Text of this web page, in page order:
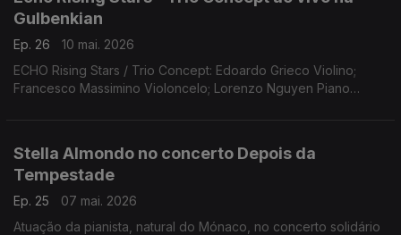
Gulbenkian
Ep. 26
10 mai. 2026
ECHO Rising Stars / Trio Concept: Edoardo Grieco Violino;
Francesco Massimino Violoncelo; Lorenzo Nguyen Piano
Stella Almondo no concerto Depois da
Tempestade
Ep. 25
07 mai. 2026
Atuação da pianista, natural do Mónaco, no concerto solidário